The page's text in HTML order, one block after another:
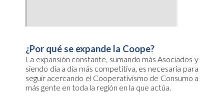
¿Por qué se expande la Coope?
La expansión constante, sumando más Asociados y
siendo día a día más competitiva, es necesaria para
seguir acercando el Cooperativismo de Consumo a
más gente en toda la región en la que actúa.